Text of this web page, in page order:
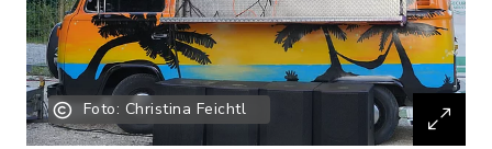
Foto: Christina Feichtl